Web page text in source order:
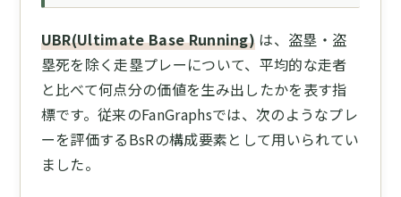
UBR(Ultimate Base Running) は、盗塁・盗
塁死を除く走塁プレーについて、平均的な走者
と比べて何点分の価値を生み出したかを表す指
標です。従来のFanGraphsでは、次のようなプレ
ーを評価するBsRの構成要素として用いられてい
ました。